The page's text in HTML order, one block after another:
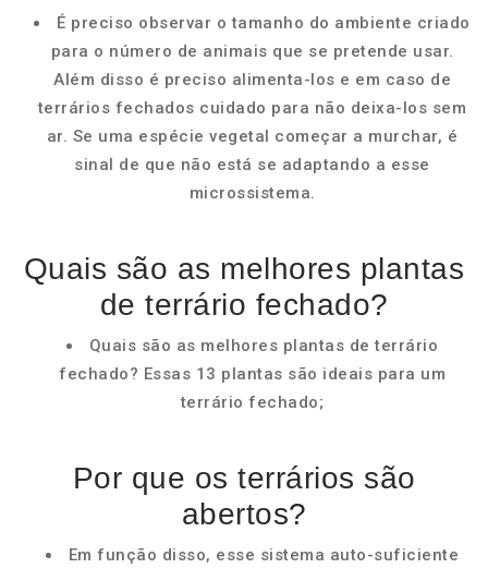
É preciso observar o tamanho do ambiente criado
para o número de animais que se pretende usar.
Além disso é preciso alimenta-los e em caso de
terrários fechados cuidado para não deixa-los sem
ar. Se uma espécie vegetal começar a murchar, é
sinal de que não está se adaptando a esse
microssistema.
Quais são as melhores plantas
de terrário fechado?
Quais são as melhores plantas de terrário
fechado? Essas 13 plantas são ideais para um
terrário fechado;
Por que os terrários são
abertos?
Em função disso, esse sistema auto-suficiente